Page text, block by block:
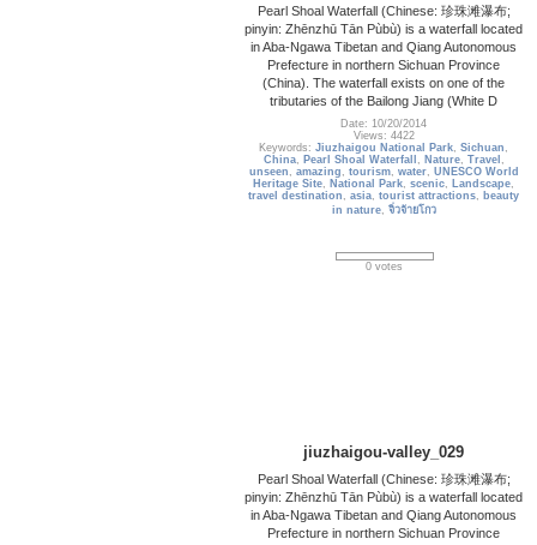
Pearl Shoal Waterfall (Chinese: 珍珠滩瀑布;
pinyin: Zhēnzhū Tān Pùbù) is a waterfall located
in Aba-Ngawa Tibetan and Qiang Autonomous
Prefecture in northern Sichuan Province
(China). The waterfall exists on one of the
tributaries of the Bailong Jiang (White D
Date: 10/20/2014
Views: 4422
Keywords:Jiuzhaigou National Park,Sichuan ,
China, Pearl Shoal Waterfall , Nature, Travel ,
unseen , amazing , tourism, water, UNESCO World
Heritage Site, National Park,scenic, Landscape,
travel destination ,asia,tourist attractions, beauty
in nature, จิ่วจ้ายโกว
0 votes
jiuzhaigou-valley_029
Pearl Shoal Waterfall (Chinese: 珍珠滩瀑布;
pinyin: Zhēnzhū Tān Pùbù) is a waterfall located
in Aba-Ngawa Tibetan and Qiang Autonomous
Prefecture in northern Sichuan Province